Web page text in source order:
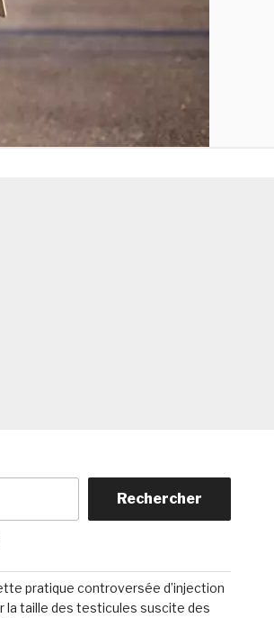
Rechercher
pratique controversée d’injection
la taille des testicules suscite des